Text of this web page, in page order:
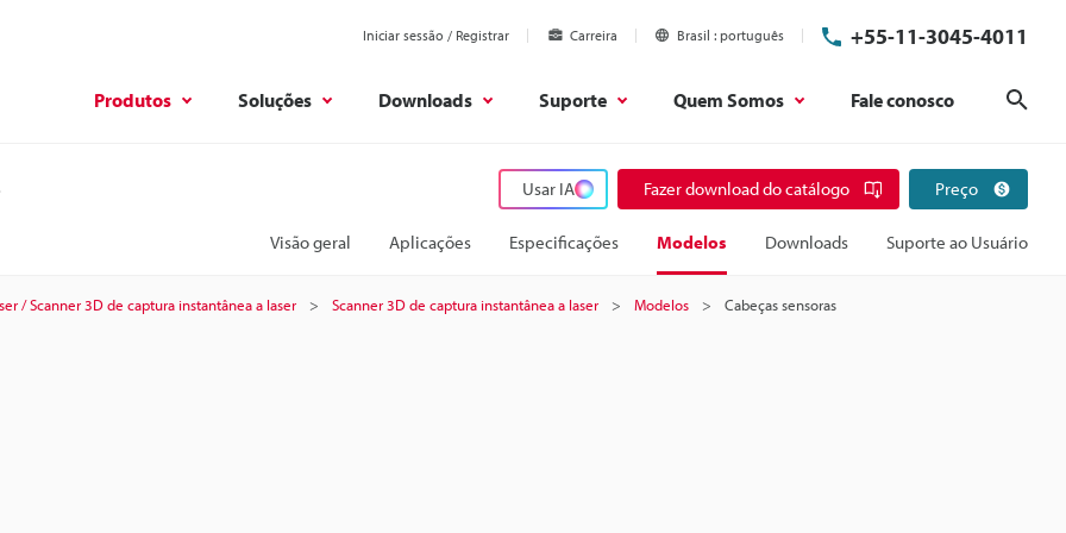
Iniciar sessão / Registrar Carreira Brasil português +55-11-3045-4011
Produtos Soluções Downloads Suporte Quem Somos Fale conosco
Usar IA Fazer download do catálogo Preço
Visão geral Aplicações Especificações Modelos Downloads Suporte ao Usuário
/ Scanner 3D de captura instantânea a laser Scanner 3D de captura instantânea a laser Modelos Cabeças sensoras